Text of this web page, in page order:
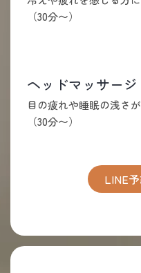
（30分〜）
ヘッドマッサージ
目の疲れや睡眠の浅さ
（30分〜）
LINE